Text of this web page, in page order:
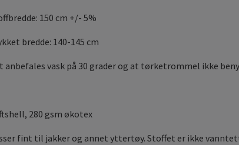
150 cm +/- 5%
bredde: 140-145 cm
anbefales vask på 30 grader og at tørketrommel ikke
280 gsm økotex
fint til jakker og annet yttertøy. Stoffet er ikke